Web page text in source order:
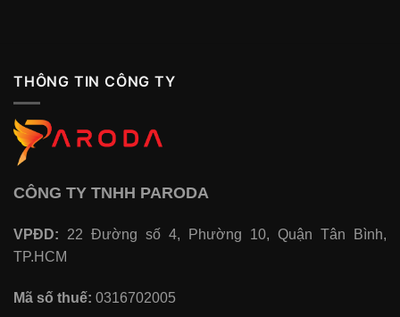
THÔNG TIN CÔNG TY
CÔNG TY TNHH PARODA
VPĐD: 22 Đường số 4, Phường 10, Quận Tân Bình,
TP.HCM
Mã số thuế: 0316702005